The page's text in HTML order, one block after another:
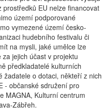
EU nelze financovat
území podporované
vymezené území česko-
hudebního festivalu či
na mysli, jaké umělce lze
jejich účast v projektu
předkladatelé kulturních
žadatele o dotaci, někteří z nich
- občanské sdružení pro
MAGNA, Kulturní centrum
Zábřeh.